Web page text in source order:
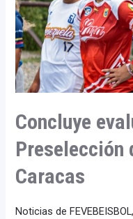
Concluye
Preselección
Caracas
Noticias de FEVEBEISBOL
en
Caracas